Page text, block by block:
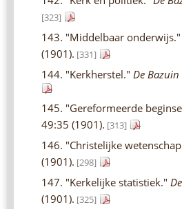
[323]
143. "Middelbaar onderwijs."
(1901). [331]
144. "Kerkherstel." De Bazuin
145. "Gereformeerde
49:35 (1901). [313]
146. "Christelijke
(1901). [298]
147. "Kerkelijke statistiek."
(1901). [325]